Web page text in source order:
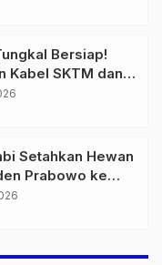
Bersiap!
Kabel SKTM dan
Ini Jadwal
Setahkan Hewan
Prabowo ke